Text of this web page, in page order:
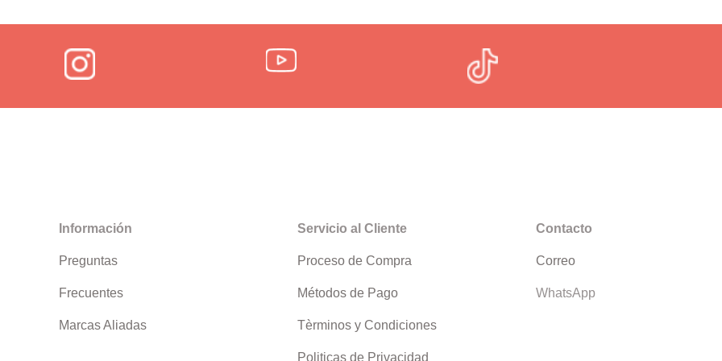
Información
Preguntas
Frecuentes
Marcas Aliadas
Servicio al Cliente
Proceso de Compra
Métodos de Pago
Tèrminos y Condiciones
Politicas de Privacidad
Contacto
Correo
WhatsApp